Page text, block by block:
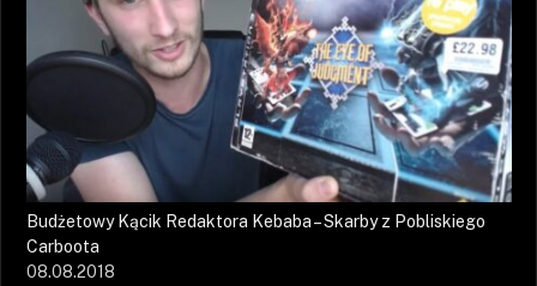
Budżetowy Kącik Redaktora Kebaba – Skarby z Pobliskiego
Carboota
08.08.2018